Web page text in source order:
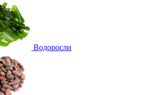
Водоросли